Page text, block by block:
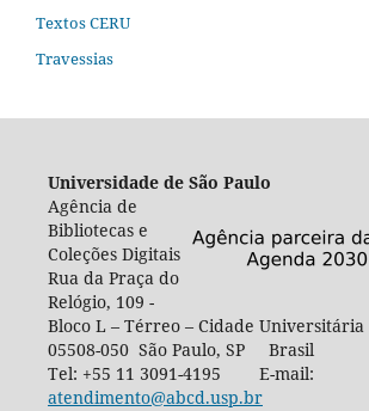
Textos CERU
Travessias
Universidade de São Paulo
Agência de
Bibliotecas e
Coleções Digitais
Rua da Praça do
Relógio, 109 -
Bloco L – Térreo – Cidade Universitária
05508-050 São Paulo, SP Brasil
Tel: +55 11 3091-4195 E-mail:
atendimento@abcd.usp.br